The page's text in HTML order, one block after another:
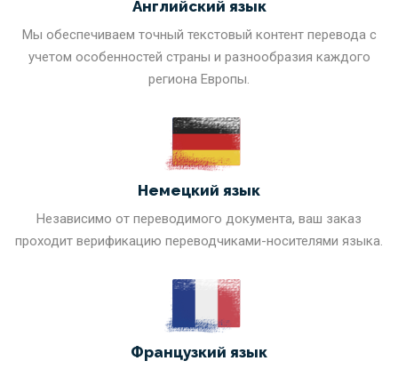
Английский язык
Мы обеспечиваем точный текстовый контент перевода с
учетом особенностей страны и разнообразия каждого
региона Европы.
Немецкий язык
Независимо от переводимого документа, ваш заказ
проходит верификацию переводчиками-носителями языка.
Французкий язык